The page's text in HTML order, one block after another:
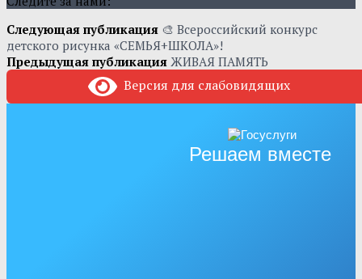
Следующая публикация 🎨 Всероссийский конкурс
детского рисунка «СЕМЬЯ+ШКОЛА»!
Предыдущая публикация ЖИВАЯ ПАМЯТЬ
Версия для слабовидящих
Решаем вместе